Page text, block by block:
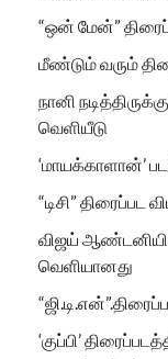
“ஒன் மேன்”
மீண்டும் வரும்
நானி
வெளியீடு
‘மாயக்காளான்’
“டிசி” திரைப்பட
விஜய்
வெளியானது
‘குப்பி’